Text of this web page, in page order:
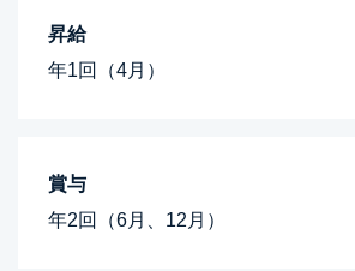
昇給
年1回（4月）
賞与
年2回（6月、12月）